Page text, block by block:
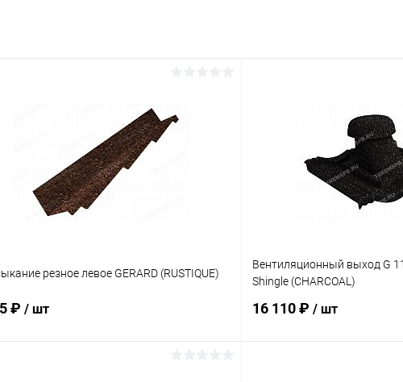
резное левое GERARD (RUSTIQUE)
₽ / шт
Вентиляционный выход G
Shingle (CHARCOAL)
16 110 ₽ / шт